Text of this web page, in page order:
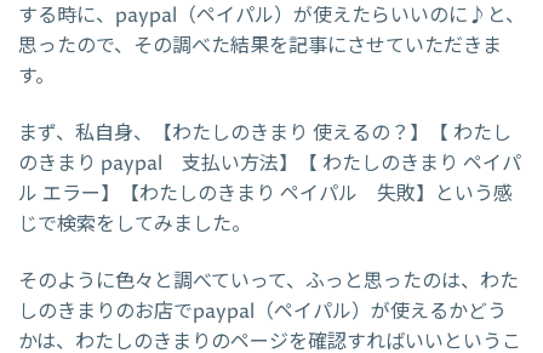
する時に、paypal（ペイパル）が使えたらいいのに♪と、
思ったので、その調べた結果を記事にさせていただきま
す。
まず、私自身、【わたしのきまり 使えるの？】【 わたし
のきまり paypal 支払い方法】【 わたしのきまり ペイパ
ル エラー】【わたしのきまり ペイパル 失敗】という感
じで検索をしてみました。
そのように色々と調べていって、ふっと思ったのは、わた
しのきまりのお店でpaypal（ペイパル）が使えるかどう
かは、わたしのきまりのページを確認すればいいというこ